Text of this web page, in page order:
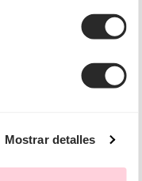
Mostrar detalles